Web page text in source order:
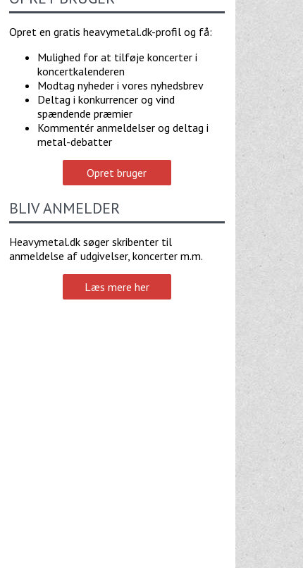
Opret en gratis heavymetal.dk-profil og få:
Mulighed for at tilføje koncerter i
koncertkalenderen
Modtag nyheder i vores nyhedsbrev
Deltag i konkurrencer og vind
spændende præmier
Kommentér anmeldelser og deltag i
metal-debatter
Opret bruger
BLIV ANMELDER
Heavymetal.dk søger skribenter til
anmeldelse af udgivelser, koncerter m.m.
Læs mere her